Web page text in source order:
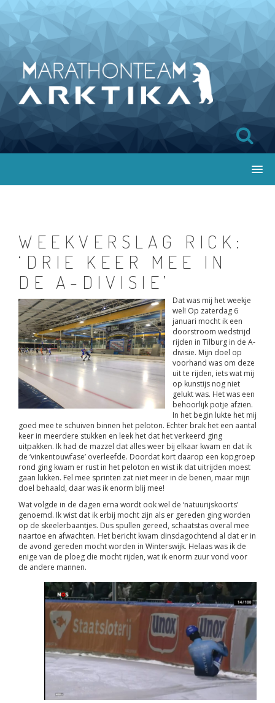
content
WEEKVERSLAG RICK:
‘DRIE KEER MEE IN
DE A-DIVISIE’
Dat was mij het weekje
wel! Op zaterdag 6
januari mocht ik een
doorstroom wedstrijd
rijden in Tilburg in de A-
divisie. Mijn doel op
voorhand was om deze
uit te rijden, iets wat mij
op kunstijs nog niet
gelukt was. Het was een
behoorlijk potje afzien.
In het begin lukte het mij
goed mee te schuiven binnen het peloton. Echter brak het een aantal
keer in meerdere stukken en leek het dat het verkeerd ging
uitpakken. Ik had de mazzel dat alles weer bij elkaar kwam en dat ik
de ‘vinkentouwfase’ overleefde. Doordat kort daarop een kopgroep
rond ging kwam er rust in het peloton en wist ik dat uitrijden moest
gaan lukken. Fel mee sprinten zat niet meer in de benen, maar mijn
doel behaald, daar was ik enorm blij mee!
Wat volgde in de dagen erna wordt ook wel de ‘natuurijskoorts’
genoemd. Ik wist dat ik erbij mocht zijn als er gereden ging worden
op de skeelerbaantjes. Dus spullen gereed, schaatstas overal mee
naartoe en afwachten. Het bericht kwam dinsdagochtend al dat er in
de avond gereden mocht worden in Winterswijk. Helaas was ik de
enige van de ploeg die mocht rijden, wat ik enorm zuur vond voor
de andere mannen.